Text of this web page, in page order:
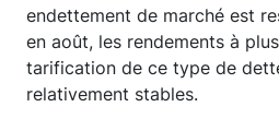
endettement de marché est
en août, les rendements à
tarification de ce type de
relativement stables.